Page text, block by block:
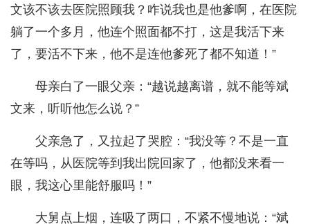
文该不该去医院照顾我？咋说我也是他爹啊，在医院
躺了一个多月，他连个照面都不打，这是我活下来
了，要活不下来，他不是连他爹死了都不知道！”
母亲白了一眼父亲：“越说越离谱，就不能等斌
文来，听听他怎么说？”
父亲急了，又拉起了哭腔：“我没等？不是一直
在等吗，从医院等到我出院回家了，他都没来看一
眼，我这心里能舒服吗！”
大舅点上烟，连吸了两口，不紧不慢地说：“斌